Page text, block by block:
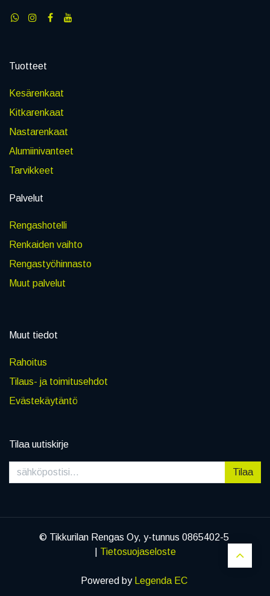
Tuotteet
Kesärenkaat
Kitkarenkaat
Nastarenkaat
Alumiinivanteet
Tarvikkeet
Palvelut
Rengashotelli
Renkaiden vaihto
Rengastyöhinnasto
Muut palvelut
Muut tiedot
Rahoitus
Tilaus- ja toimitusehdot
Evästekäytäntö
Tilaa uutiskirje
Tilaa
© Tikkurilan Rengas Oy, y-tunnus 0865402-5
Tietosuojaseloste
Powered by Legenda EC